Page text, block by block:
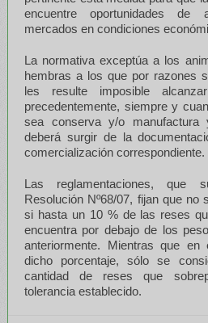
encuentre oportunidades de
mercados en condiciones
La normativa exceptúa a los
hembras a los que por razones
les resulte imposible
precedentemente, siempre y
sea conserva y/o manufactura
deberá surgir de la
comercialización correspondiente.
Las reglamentaciones, que
Resolución Nº68/07, fijan que no
si hasta un 10 % de las reses
encuentra por debajo de los
anteriormente. Mientras que
dicho porcentaje, sólo se
cantidad de reses que
tolerancia establecido.